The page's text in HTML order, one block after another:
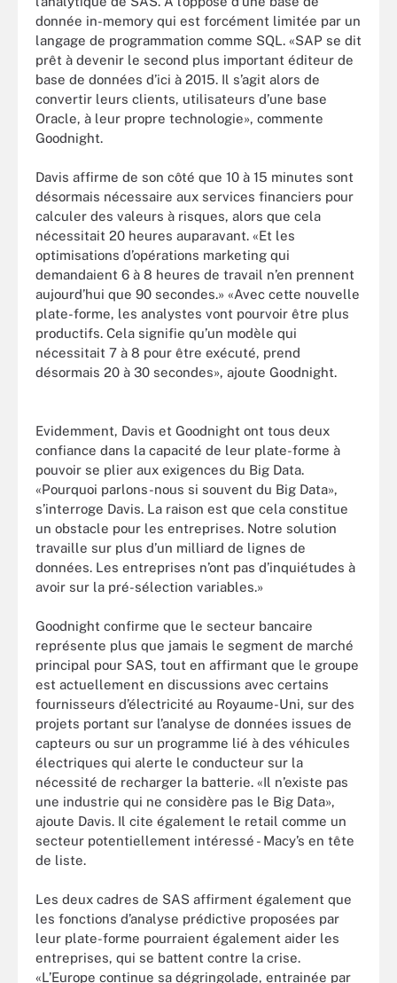
donnée in-memory qui est forcément limitée par un
langage de programmation comme SQL. «SAP se dit
prêt à devenir le second plus important éditeur de
base de données d’ici à 2015. Il s’agit alors de
convertir leurs clients, utilisateurs d’une base
Oracle, à leur propre technologie», commente
Goodnight.
Davis affirme de son côté que 10 à 15 minutes sont
désormais nécessaire aux services financiers pour
calculer des valeurs à risques, alors que cela
nécessitait 20 heures auparavant. «Et les
optimisations d’opérations marketing qui
demandaient 6 à 8 heures de travail n’en prennent
aujourd’hui que 90 secondes.» «Avec cette nouvelle
plate-forme, les analystes vont pourvoir être plus
productifs. Cela signifie qu’un modèle qui
nécessitait 7 à 8 pour être exécuté, prend
désormais 20 à 30 secondes», ajoute Goodnight.
Evidemment, Davis et Goodnight ont tous deux
confiance dans la capacité de leur plate-forme à
pouvoir se plier aux exigences du Big Data.
«Pourquoi parlons-nous si souvent du Big Data»,
s’interroge Davis. La raison est que cela constitue
un obstacle pour les entreprises. Notre solution
travaille sur plus d’un milliard de lignes de
données. Les entreprises n’ont pas d’inquiétudes à
avoir sur la pré-sélection variables.»
Goodnight confirme que le secteur bancaire
représente plus que jamais le segment de marché
principal pour SAS, tout en affirmant que le groupe
est actuellement en discussions avec certains
fournisseurs d’électricité au Royaume-Uni, sur des
projets portant sur l’analyse de données issues de
capteurs ou sur un programme lié à des véhicules
électriques qui alerte le conducteur sur la
nécessité de recharger la batterie. «Il n’existe pas
une industrie qui ne considère pas le Big Data»,
ajoute Davis. Il cite également le retail comme un
secteur potentiellement intéressé - Macy’s en tête
de liste.
Les deux cadres de SAS affirment également que
les fonctions d’analyse prédictive proposées par
leur plate-forme pourraient également aider les
entreprises, qui se battent contre la crise.
«L’Europe continue sa dégringolade, entrainée par